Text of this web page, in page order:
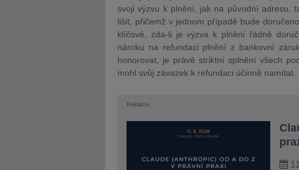
svoji výzvu k plnění, jak na původní adresu,
lišit, přičemž v jednom případě bude
klíčové, zda-li je výzva k plnění řádně
nároku na refundaci plnění z bankovní
honorovat, je právě striktní splnění všech
mohl svůj závazek k refundaci účinně namítat.
Reklama